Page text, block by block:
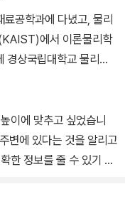
지 조명으로 아침을 맞
움직이는 자동차를 타
다. 오래 쓰는 건전지,
리를 친근하게 풀어주
던지, 낡은 칫솔을 새 칫
화책을 다시 펴는 방법
공학과에 다녔고, 물리
에서 이론물리학
경상국립대학교 물리학
술지(SCI 저널)에 300
만 아니라 더 많은 학생
책을 통해 독자를 만나고
] 중 《아인슈타인이 들
이에 맞추고 싶었습니
변에 있다는 것을 알리고
한 정보를 줄 수 있기 때